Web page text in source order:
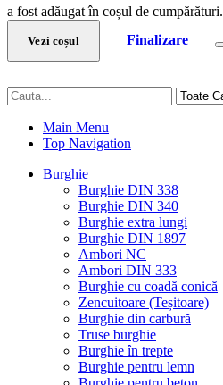
a fost adăugat în coșul de cumpărături.
Vezi coșul Finalizare
Main Menu
Top Navigation
Burghie
Burghie DIN 338
Burghie DIN 340
Burghie extra lungi
Burghie DIN 1897
Ambori NC
Ambori DIN 333
Burghie cu coadă conică
Zencuitoare (Teșitoare)
Burghie din carbură
Truse burghie
Burghie în trepte
Burghie pentru lemn